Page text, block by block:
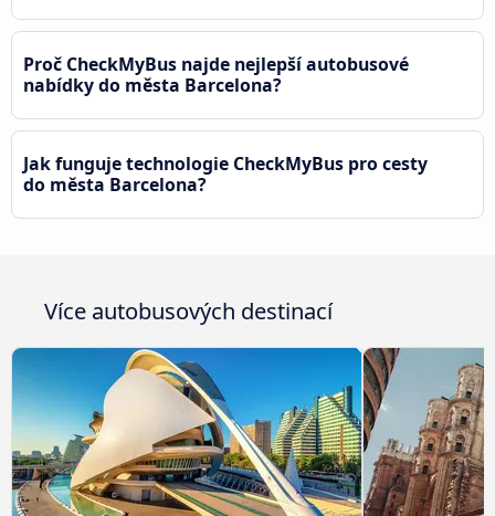
Proč CheckMyBus najde nejlepší autobusové
nabídky do města Barcelona?
Jak funguje technologie CheckMyBus pro cesty
do města Barcelona?
Více autobusových destinací